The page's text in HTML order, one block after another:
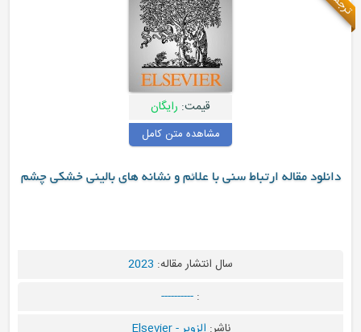
رایگان
مشاهده متن کامل
ارتباط سنی با علائم و نشانه های بالینی خشکی چشم
سال انتشار مقاله:2023